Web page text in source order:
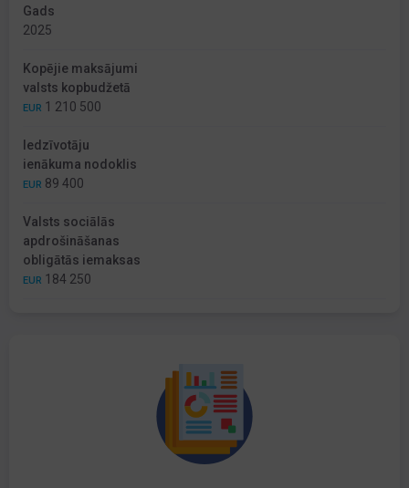
Gads
2025
Kopējie maksājumi
valsts kopbudžetā
EUR 1 210 500
Iedzīvotāju
ienākuma nodoklis
EUR 89 400
Valsts sociālās
apdrošināšanas
obligātās iemaksas
EUR 184 250